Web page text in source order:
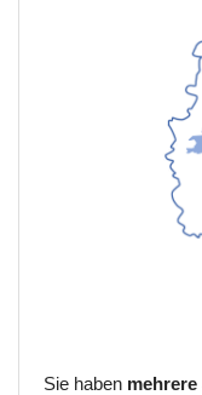
Sie haben